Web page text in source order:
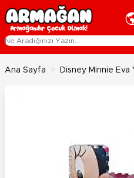
İçeriğe geç
Ana Sayfa > Disney Minnie Eva